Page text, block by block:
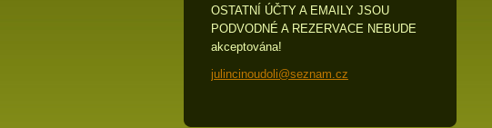
OSTATNÍ ÚČTY A EMAILY JSOU
PODVODNÉ A REZERVACE NEBUDE
akceptována!
julincinoudoli@seznam.cz